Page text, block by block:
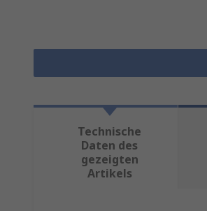
Technische
Daten des
gezeigten
Artikels